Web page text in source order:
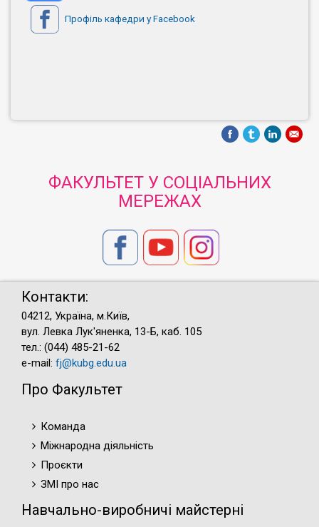
Профіль кафедри у Facebook
ФАКУЛЬТЕТ У СОЦІАЛЬНИХ
МЕРЕЖАХ
Контакти:
04212, Україна, м.Київ,
вул. Левка Лук'яненка, 13-Б, каб. 105
тел.: (044) 485-21-62
e-mail: fj@kubg.edu.ua
Про Факультет
Команда
Міжнародна діяльність
Проєкти
ЗМІ про нас
Навчально-виробничі майстерні